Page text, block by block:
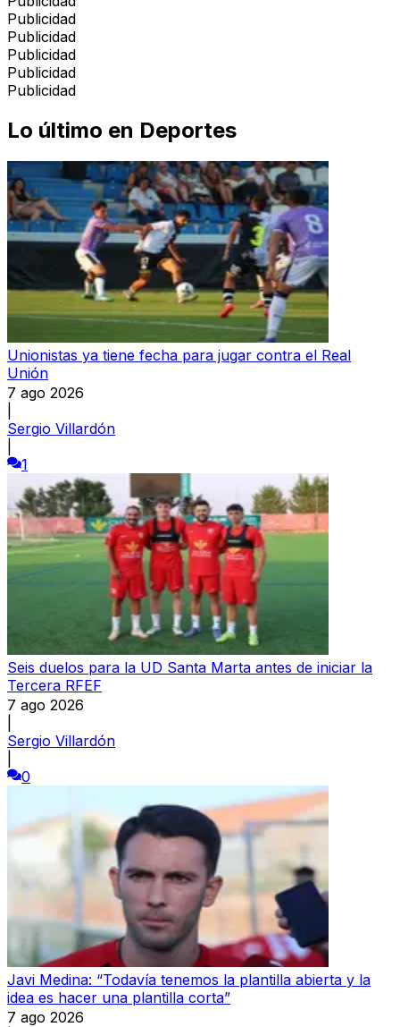
Publicidad
Publicidad
Publicidad
Publicidad
Publicidad
Lo último en Deportes
Unionistas ya tiene fecha para jugar contra el Real
Unión
7 ago 2026
Sergio Villardón
1
Seis duelos para la UD Santa Marta antes de iniciar la
Tercera RFEF
7 ago 2026
Sergio Villardón
0
Javi Medina: “Todavía tenemos la plantilla abierta y la
idea es hacer una plantilla corta”
7 ago 2026